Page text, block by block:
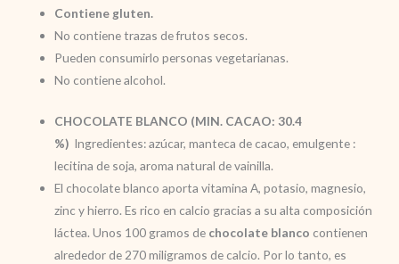
Contiene gluten.
No contiene trazas de frutos secos.
Pueden consumirlo personas vegetarianas.
No contiene alcohol.
CHOCOLATE BLANCO (MIN. CACAO: 30.4
%) Ingredientes: azúcar, manteca de cacao, emulgente :
lecitina de soja, aroma natural de vainilla.
El chocolate blanco aporta vitamina A, potasio, magnesio,
zinc y hierro. Es rico en calcio gracias a su alta composición
láctea. Unos 100 gramos de chocolate blanco contienen
alrededor de 270 miligramos de calcio. Por lo tanto, es